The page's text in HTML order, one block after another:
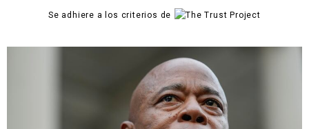
Se adhiere a los criterios de